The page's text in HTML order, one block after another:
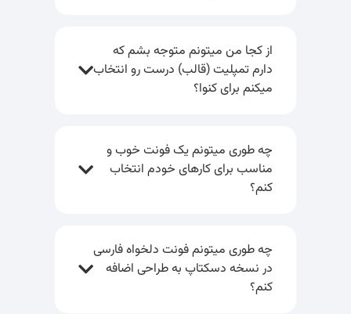
از کجا من میتونم متوجه بشم که
دارم تمپلیت (قالب) درست رو انتخاب
میکنم برای کنوا؟
چه طوری میتونم یک فونت خوب و
مناسب برای کارهای خودم انتخاب
کنم؟
چه طوری میتونم فونت دلخواه فارسی
در نسخه دسکتاپ به طراحی اضافه
کنم؟